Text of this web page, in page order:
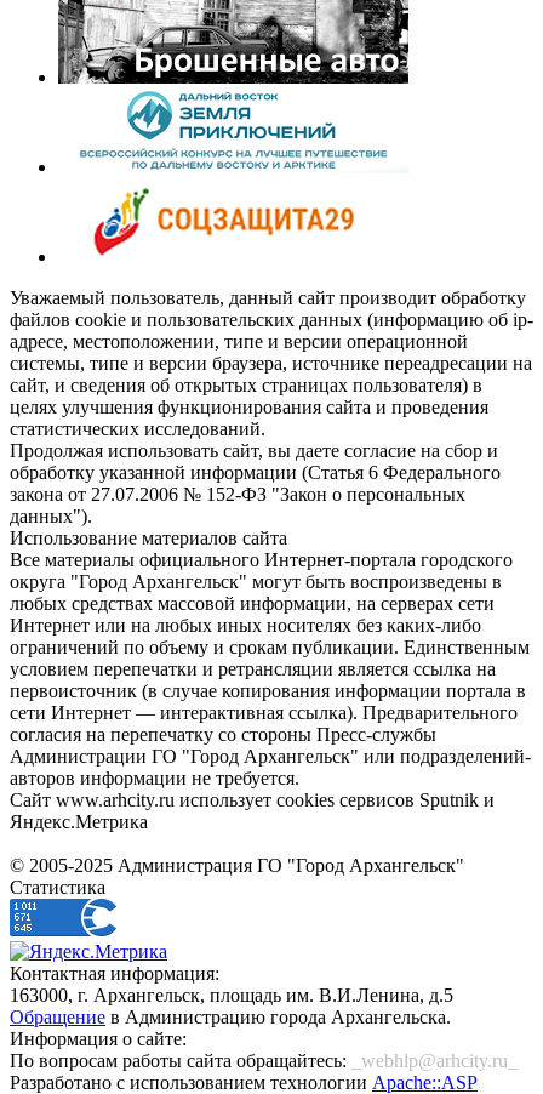
Уважаемый пользователь, данный сайт производит обработку
файлов cookie и пользовательских данных (информацию об ip-
адресе, местоположении, типе и версии операционной
системы, типе и версии браузера, источнике переадресации на
сайт, и сведения об открытых страницах пользователя) в
целях улучшения функционирования сайта и проведения
статистических исследований.
Продолжая использовать сайт, вы даете согласие на сбор и
обработку указанной информации (Статья 6 Федерального
закона от 27.07.2006 № 152-ФЗ "Закон о персональных
данных").
Использование материалов сайта
Все материалы официального Интернет-портала городского
округа "Город Архангельск" могут быть воспроизведены в
любых средствах массовой информации, на серверах сети
Интернет или на любых иных носителях без каких-либо
ограничений по объему и срокам публикации. Единственным
условием перепечатки и ретрансляции является ссылка на
первоисточник (в случае копирования информации портала в
сети Интернет — интерактивная ссылка). Предварительного
согласия на перепечатку со стороны Пресс-службы
Администрации ГО "Город Архангельск" или подразделений-
авторов информации не требуется.
Сайт www.arhcity.ru использует cookies сервисов Sputnik и
Яндекс.Метрика
© 2005-2025 Администрация ГО "Город Архангельск"
Статистика
Контактная информация:
163000, г. Архангельск, площадь им. В.И.Ленина, д.5
Обращение в Администрацию города Архангельска.
Информация о сайте:
По вопросам работы сайта обращайтесь:
_webhlp@arhcity.ru_
Разработано с использованием технологии Apache::ASP